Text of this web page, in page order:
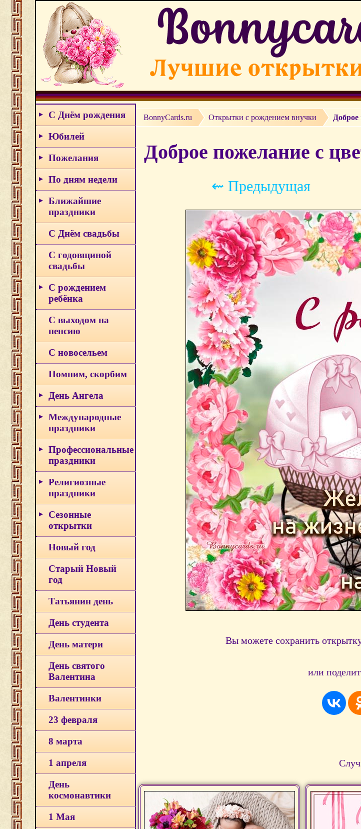
С Днём рождения
Юбилей
Пожелания
По дням недели
Ближайшие
праздники
С Днём свадьбы
С годовщиной
свадьбы
С рождением
ребёнка
С выходом на
пенсию
С новосельем
Помним, скорбим
День Ангела
Международные
праздники
Профессиональные
праздники
Религиозные
праздники
Сезонные
открытки
Новый год
Старый Новый
год
Татьянин день
День студента
День матери
День святого
Валентина
Валентинки
23 февраля
8 марта
1 апреля
День
космонавтики
1 Мая
BonnyCards.ru Открытки с рождением внучки
Доброе пожелание с
⇜ Предыдущая
Вы можете сохранить
или